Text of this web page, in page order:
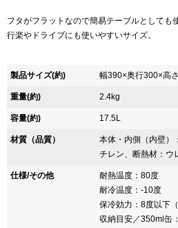
フタがフラットなので簡易テーブルとしても
行楽やドライブにも使いやすいサイズ。
製品サイズ(約) 幅390×奥行300×高
重量(約) 2.4kg
容量(約) 17.5L
材質（品質）
本体・内側（内壁）
チレン、断熱材：ウ
仕様/その他
耐熱温度：80度
耐冷温度：-10度
保冷効力：8度以下（
収納目安／350ml缶